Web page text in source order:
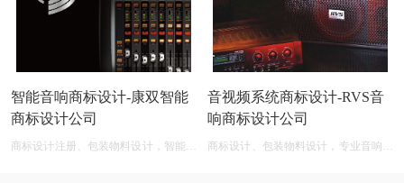
智能音响商标设计-康双智能
商标设计公司
商标设计注册、包装物料设计，智能公
音视频系统商标设计-RVS音
响商标设计公司
商标设计、包装物料设计，专业音响商